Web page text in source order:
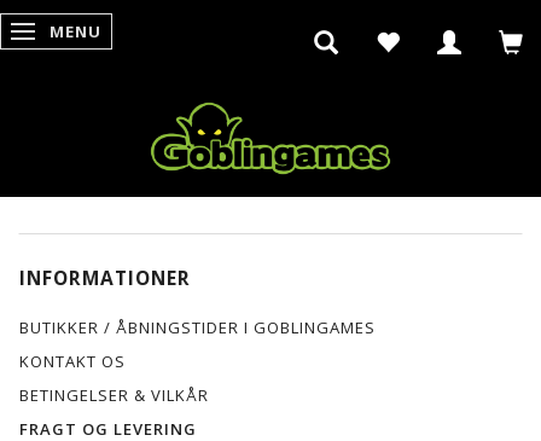
SKIFTE NAVIGATION
MENU
INFORMATIONER
BUTIKKER / ÅBNINGSTIDER I GOBLINGAMES
KONTAKT OS
BETINGELSER & VILKÅR
FRAGT OG LEVERING